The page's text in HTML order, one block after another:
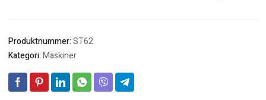
Produktnummer:ST62
Kategori:Maskiner